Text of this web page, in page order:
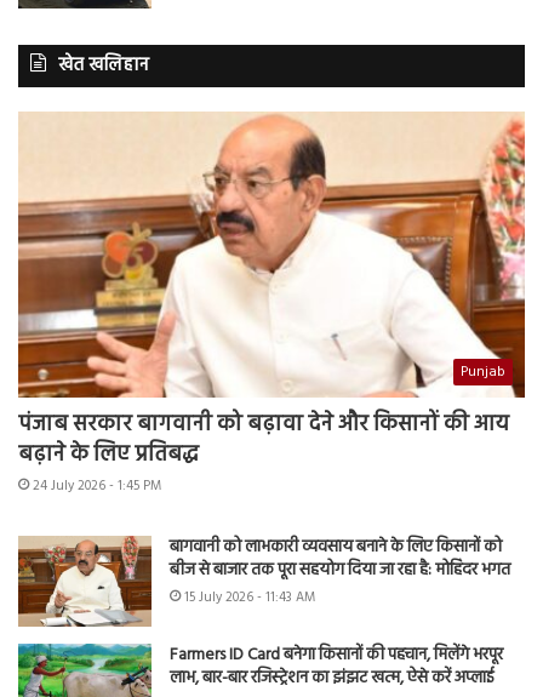
खेत खलिहान
Punjab
पंजाब सरकार बागवानी को बढ़ावा देने और किसानों की आय
बढ़ाने के लिए प्रतिबद्ध
24 July 2026 - 1:45 PM
बागवानी को लाभकारी व्यवसाय बनाने के लिए किसानों को
बीज से बाजार तक पूरा सहयोग दिया जा रहा है: मोहिंदर भगत
15 July 2026 - 11:43 AM
Farmers ID Card बनेगा किसानों की पहचान, मिलेंगे भरपूर
लाभ, बार-बार रजिस्ट्रेशन का झंझट खत्म, ऐसे करें अप्लाई